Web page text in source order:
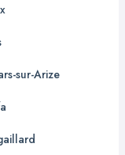
sur-Arize